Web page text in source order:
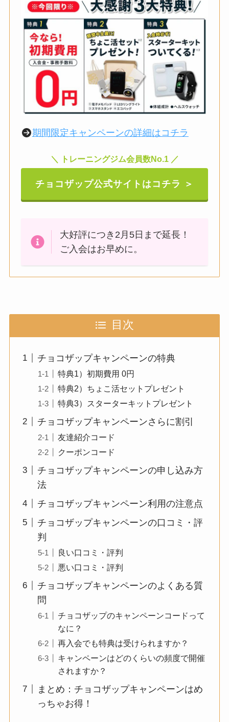
期間限定キャンペーンの詳細はコチラ
＼ トレーニングジム会員数No.1 ／
チョコザップ公式サイトはコチラ ＞
大好評につき2月5日まで延長！
ご入会はお早めに。
目次
チョコザップキャンペーンの特典
特典1）初期費用 0円
特典2）ちょこ活セットプレゼント
特典3）スターターキットプレゼント
チョコザップキャンペーンさらに割引
友達紹介コード
クーポンコード
チョコザップキャンペーンの申し込み方
法
チョコザップキャンペーン利用の注意点
チョコザップキャンペーンの口コミ・評
判
良い口コミ・評判
悪い口コミ・評判
チョコザップキャンペーンのよくある質
問
チョコザップのキャンペーンコードって
なに？
再入会でも特典は受けられますか？
キャンペーンはどのくらいの頻度で開催
されますか？
まとめ：チョコザップキャンペーンはめ
っちゃお得！